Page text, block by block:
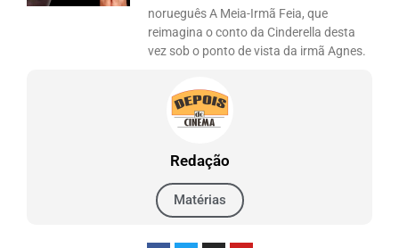
Redação
Matérias
norueguês A Meia-Irmã Feia, que
reimagina o conto da Cinderella desta
vez sob o ponto de vista da irmã Agnes.